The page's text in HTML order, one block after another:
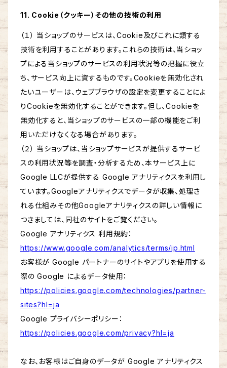
11. Cookie（クッキー）その他の技術の利用
（１） 当ショップのサービスは、Cookie及びこれに類する
技術を利用することがあります。これらの技術は、当ショッ
プによる当ショップのサービスの利用状況等の把握に役立
ち、サービス向上に資するものです。Cookieを無効化され
たいユーザーは、ウェブブラウザの設定を変更することによ
りCookieを無効化することができます。但し、Cookieを
無効化すると、当ショップのサービスの一部の機能をご利
用いただけなくなる場合があります。
（２） 当ショップは、当ショップサービスが提供するサービ
スの利用状況等を調査・分析するため、本サービス上に
Google LLCが提供する Google アナリティクスを利用し
ています。Googleアナリティクスでデータが収集、処理さ
れる仕組みその他Googleアナリティクスの詳しい情報に
つきましては、同社のサイトをご覧ください。
Google アナリティクス 利用規約：
https://www.google.com/analytics/terms/jp.html
お客様が Google パートナーのサイトやアプリを使用する
際の Google によるデータ使用：
https://policies.google.com/technologies/partner-
sites?hl=ja
Google プライバシーポリシー：
https://policies.google.com/privacy?hl=ja
なお、お客様はご自身のデータが Google アナリティクス